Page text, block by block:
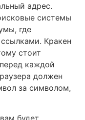
адрес.
системы
где
Кракен
стоит
каждой
должен
за символом,
будет